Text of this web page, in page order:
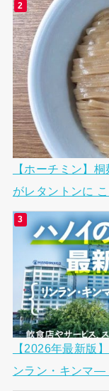
【ホーチミン】
がレタントンに
【2026年最新版
ンラン・キンマ―